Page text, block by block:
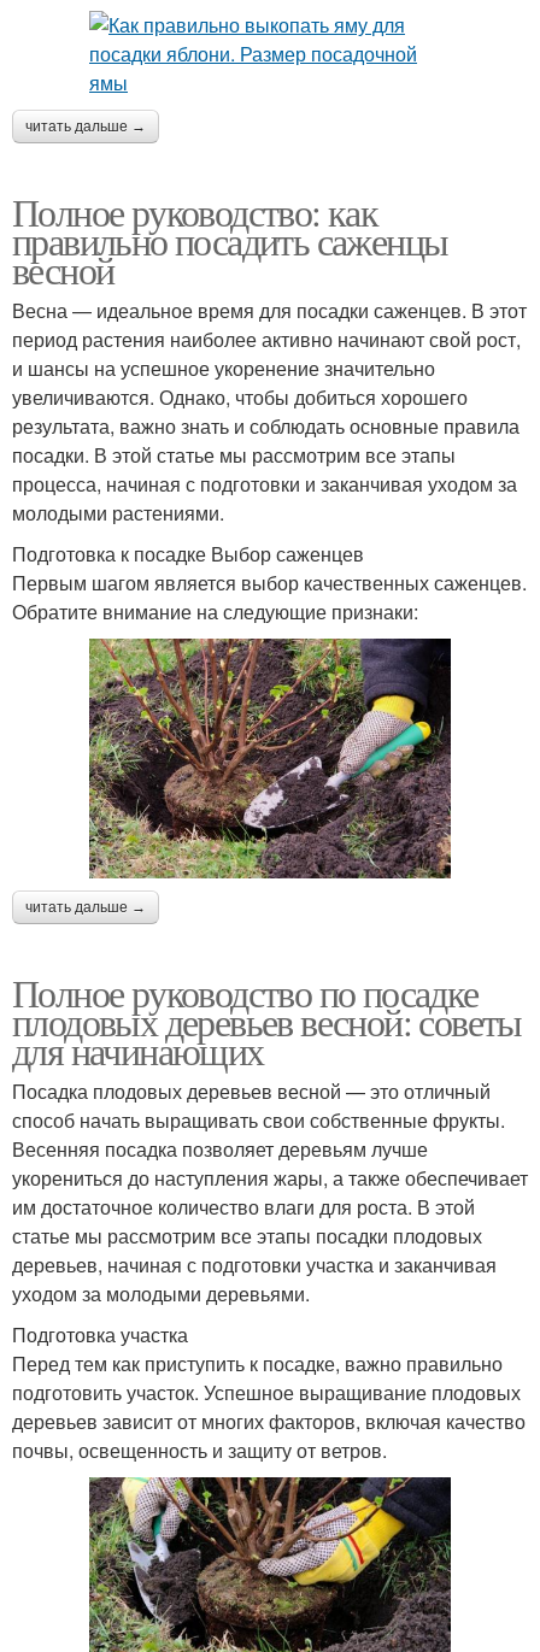
читать дальше →
Полное руководство: как
правильно посадить саженцы
весной
Весна — идеальное время для посадки саженцев. В этот
период растения наиболее активно начинают свой рост,
и шансы на успешное укоренение значительно
увеличиваются. Однако, чтобы добиться хорошего
результата, важно знать и соблюдать основные правила
посадки. В этой статье мы рассмотрим все этапы
процесса, начиная с подготовки и заканчивая уходом за
молодыми растениями.
Подготовка к посадке Выбор саженцев
Первым шагом является выбор качественных саженцев.
Обратите внимание на следующие признаки:
читать дальше →
Полное руководство по посадке
плодовых деревьев весной: советы
для начинающих
Посадка плодовых деревьев весной — это отличный
способ начать выращивать свои собственные фрукты.
Весенняя посадка позволяет деревьям лучше
укорениться до наступления жары, а также обеспечивает
им достаточное количество влаги для роста. В этой
статье мы рассмотрим все этапы посадки плодовых
деревьев, начиная с подготовки участка и заканчивая
уходом за молодыми деревьями.
Подготовка участка
Перед тем как приступить к посадке, важно правильно
подготовить участок. Успешное выращивание плодовых
деревьев зависит от многих факторов, включая качество
почвы, освещенность и защиту от ветров.